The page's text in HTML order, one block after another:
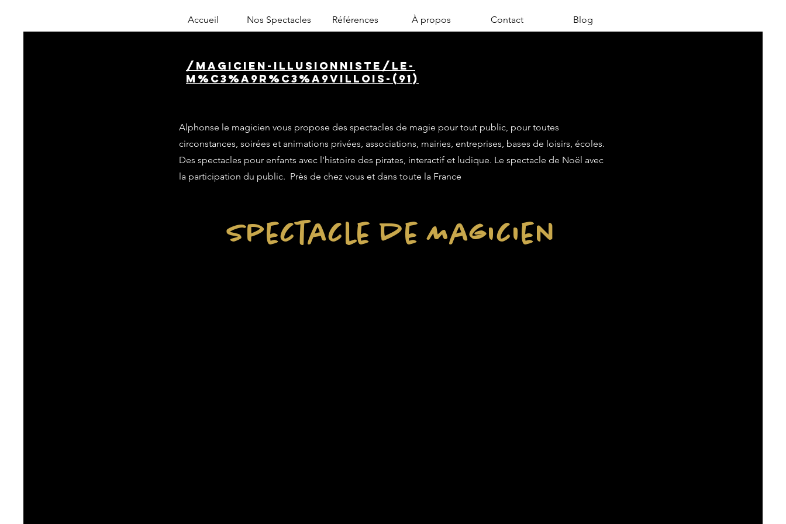
Accueil Nos Spectacles Références À propos Contact Blog
/magicien-illusionniste/le-
m%C3%A9r%C3%A9villois-(91)
Alphonse le magicien vous propose des spectacles de magie pour tout public, pour toutes
circonstances, soirées et animations privées, associations, mairies, entreprises, bases de loisirs, écoles.
Des spectacles pour enfants avec l'histoire des pirates, interactif et ludique. Le spectacle de Noël avec
la participation du public. Près de chez vous et dans toute la France
Spectacle de Magicien